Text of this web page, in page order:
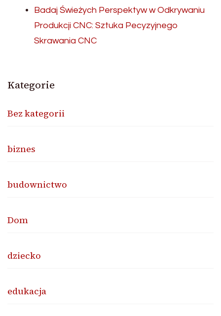
Badaj Świeżych Perspektyw w Odkrywaniu
Produkcji CNC: Sztuka Pecyzyjnego
Skrawania CNC
Kategorie
Bez kategorii
biznes
budownictwo
Dom
dziecko
edukacja